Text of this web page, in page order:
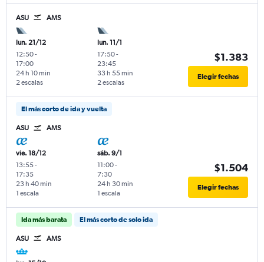
ASU AMS
lun. 21/12
12:50-
17:00
2 escalas
24 h 10 min
lun. 11/1
17:50-
23:45
2 escalas
33 h 55 min
$1.383
Elegir fechas
El más corto de ida y vuelta
ASU AMS
vie. 18/12
13:55-
17:35
1 escala
23 h 40 min
sáb. 9/1
11:00-
7:30
1 escala
24 h 30 min
$1.504
Elegir fechas
Ida más barata El más corto de solo ida
ASU AMS